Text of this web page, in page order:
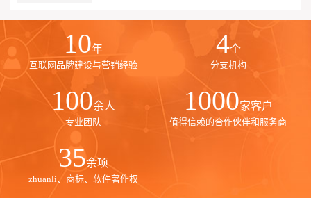
10年
互联网品牌建设与营销经验
4个
分支机构
100余人
专业团队
1000家客户
值得信赖的合作伙伴和服务商
35余项
zhuanli、商标、软件著作权